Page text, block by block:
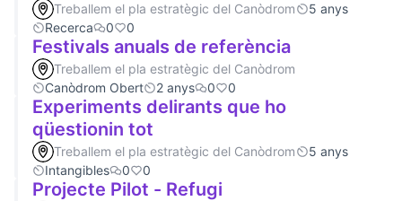
Treballem el pla estratègic del Canòdrom
5 anys
Recerca
0 0
Festivals anuals de referència
Treballem el pla estratègic del Canòdrom
Canòdrom Obert
2 anys 0 0
Experiments delirants que ho
qüestionin tot
Treballem el pla estratègic del Canòdrom
5 anys
Intangibles
0 0
Projecte Pilot - Refugi